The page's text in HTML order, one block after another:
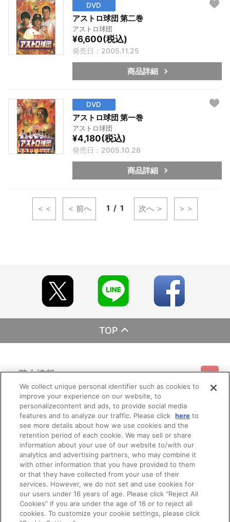
DVD
アストロ球団 第二巻
アストロ球団
¥6,600(税込)
発売日：2005.11.25
商品詳細
DVD
アストロ球団 第一巻
アストロ球団
¥4,180(税込)
発売日：2005.10.28
商品詳細
＜＜ ＜ 前へ 1 1 次へ ＞ ＞＞
TOP
基本情報
利用規約 特定商取引法に基づく表示 プライバシーポリシー
プライバシーオプション 会社概要
ご利用情報
ご利用ガイド サイトマップ お問い合わせ
Do Not Sell or Share My Personal Information
会員メニュー
ログイン 会員規約 新規会員登録
その他のご案内
公式X バンダイナムコフィルムワークス
We collect unique personal identifier such as cookies to
improve your experience on our website, to
personalizecontent and ads, to provide social media
features and to analyze our traffic. Please click here to
see more details about how we use cookies and the
retention period of each cookie. We may sell or share
information about your use of our website to/with our
analytics and advertising partners, who may combine it
with other information that you have provided to them
or that they have collected from your use of their
services. However, we do not set and use cookies for
our users under 16 years of age. Please click “Reject All
Cookies” if you are under the age of 16 or to reject all
cookies. To customize your cookie settings, please click